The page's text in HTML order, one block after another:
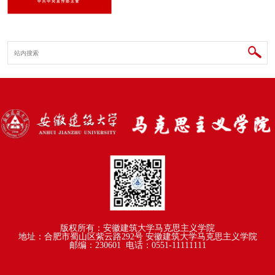
版权所有：安徽建筑大学马克思主义学院
地址：合肥市蜀山区紫云路292号 安徽建筑大学马克思主义学院
邮编：230601
电话：0551-11111111